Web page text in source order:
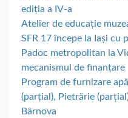
ediția a IV-a
Atelier de educație
SFR 17 începe la Iași cu
Padoc metropolitan la
mecanismul de finanțare
Program de furnizare
(parțial), Pietrărie
Bârnova